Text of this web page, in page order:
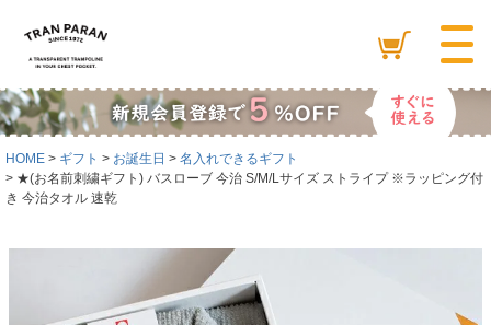
HOME ギフト お誕生日
名入れできるギフト
★(お名前刺繍ギフト) バスローブ 今治 S/M/Lサイズ ストライプ ※ラッピング付
き 今治タオル 速乾